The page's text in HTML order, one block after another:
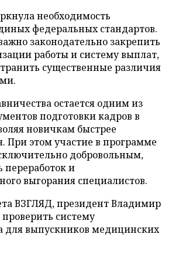
необходимость
федеральных стандартов.
законодательно закрепить
работы и систему выплат,
существенные различия
остается одним из
подготовки кадров в
новичкам быстрее
При этом участие в программе
добровольным,
переработок и
выгорания специалистов.
ВЗГЛЯД, президент Владимир
проверить систему
для выпускников медицинских